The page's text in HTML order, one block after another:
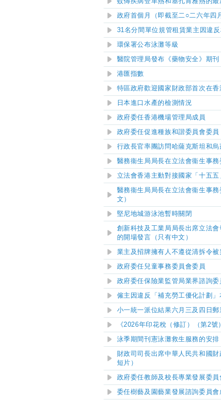
政府首個月（即截至二○二六年四
31名分間單位規管租賃業主因違
環保署公布泳灘等級
醫院管理局發布《藥物安全》期刊
港匯指數
特區政府歡迎國家財政部首次在
日本進口水產的檢測情況
政府委任香港機場管理局成員
政府委任促進種族和諧委員會委員
行政長官率團訪問哈薩克斯坦和烏
醫務衞生局局長在立法會衞生事
立法會香港主動對接國家「十五
醫務衞生局局長在立法會衞生事
文）
堅尼地城游泳池暫時關閉
創新科技及工業局局長出席立法
的開場發言（只有中文）
業主及招牌擁有人不遵從清拆令
政府委任兒童事務委員會委員
政府委任保險業監管局業界諮詢委
僱主因違反「補充勞工優化計劃
小一統一派位結果六月 三及四 日郵
《2026年印花稅（修訂）（第2
泳季期間刊憲泳灘救生服務的安排
財政司司長出席中華人民共和國
短片）
政府委任教師及校長專業發展委員
委任樹藝及園藝業發展諮詢委員會